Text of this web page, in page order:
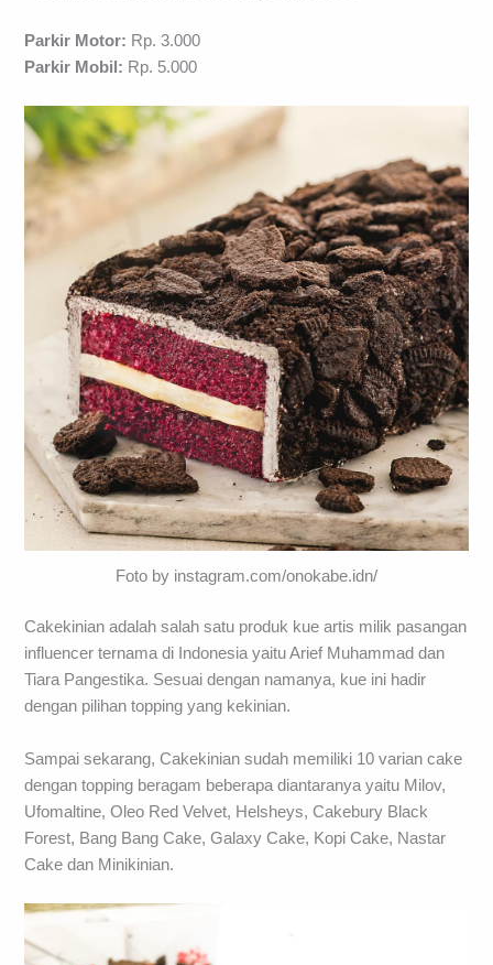
Parkir Motor: Rp. 3.000
Parkir Mobil: Rp. 5.000
Foto by instagram.com/onokabe.idn/
Cakekinian adalah salah satu produk kue artis milik pasangan
influencer ternama di Indonesia yaitu Arief Muhammad dan
Tiara Pangestika. Sesuai dengan namanya, kue ini hadir
dengan pilihan topping yang kekinian.
Sampai sekarang, Cakekinian sudah memiliki 10 varian cake
dengan topping beragam beberapa diantaranya yaitu Milov,
Ufomaltine, Oleo Red Velvet, Helsheys, Cakebury Black
Forest, Bang Bang Cake, Galaxy Cake, Kopi Cake, Nastar
Cake dan Minikinian.